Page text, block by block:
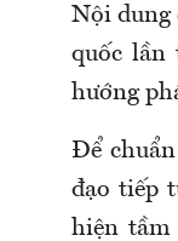
Nội dung
quốc lần
hướng
Để
đạo tiếp
hiện tầm